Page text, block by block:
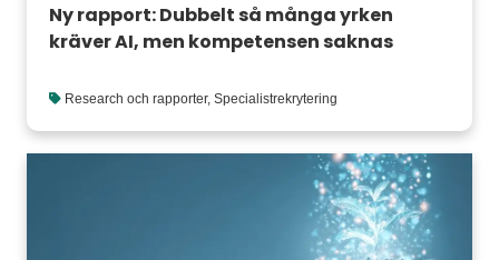
Ny rapport: Dubbelt så många yrken
kräver AI, men kompetensen saknas
Research och rapporter, Specialistrekrytering